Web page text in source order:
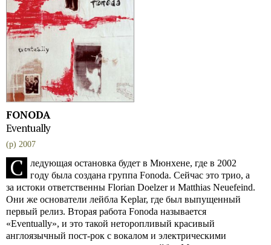
FONODA
Eventually
(p) 2007
С
ледующая остановка будет в Мюнхене, где в 2002
году была создана группа Fonoda. Сейчас это трио, а
за истоки ответственны Florian Doelzer и Matthias Neuefeind.
Они же основатели лейбла Keplar, где был выпущенный
первый релиз. Вторая работа Fonoda называется
«Eventually», и это такой неторопливый красивый
англоязычный пост-рок с вокалом и электрическими